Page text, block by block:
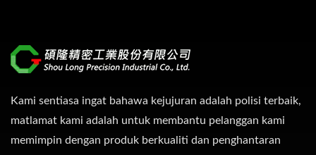
Kami sentiasa ingat bahawa kejujuran adalah polisi terbaik,
matlamat kami adalah untuk membantu pelanggan kami
memimpin dengan produk berkualiti dan penghantaran